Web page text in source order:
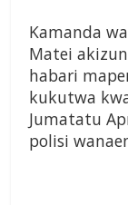
Kamanda
Matei
habari
kukutwa
Jumatatu
polisi